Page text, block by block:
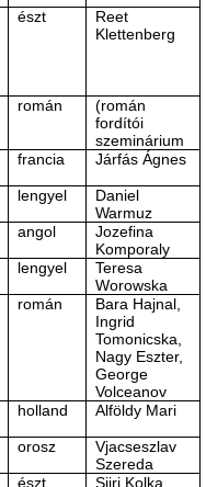
észt
Reet
Klettenberg
román
(román
fordítói
szeminárium
francia Járfás Ágnes
lengyel
Daniel
Warmuz
angol
Jozefina
Komporaly
lengyel
Teresa
Worowska
román
Bara Hajnal,
Ingrid
Tomonicska,
Nagy Eszter,
George
Volceanov
holland Alföldy Mari
orosz
Vjacseszlav
Szereda
észt
Siiri Kolka,